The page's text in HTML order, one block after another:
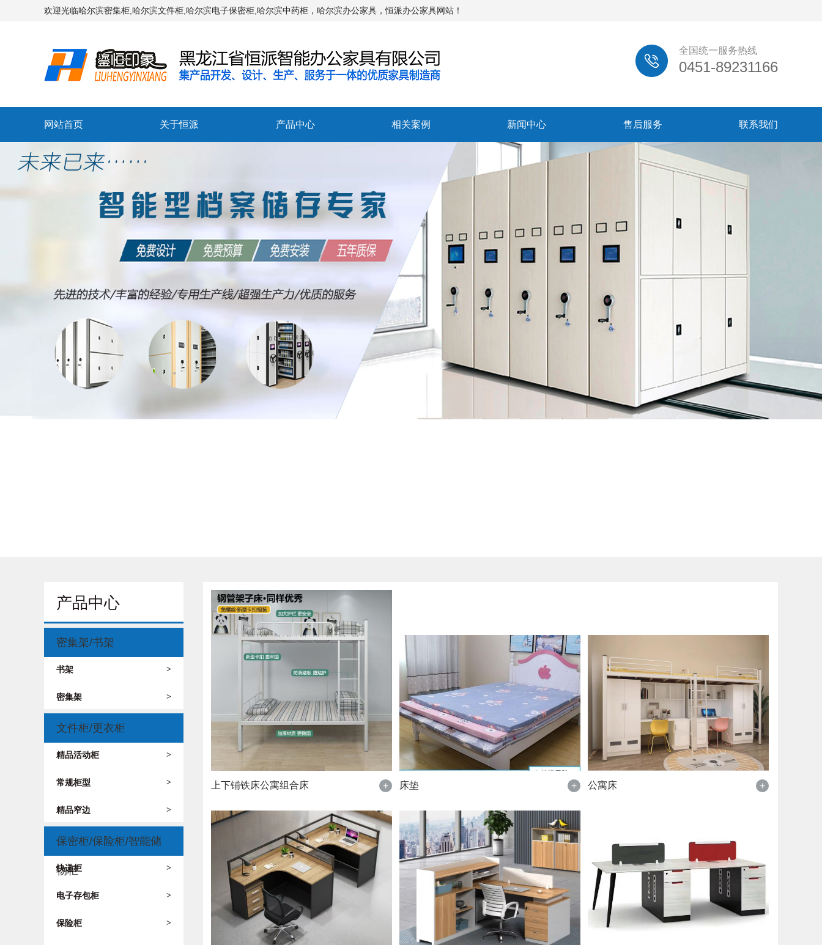
欢迎光临哈尔滨密集柜,哈尔滨文件柜,哈尔滨电子保密柜,哈尔滨中药柜，哈尔滨办公家具，恒派办公家具网站！
全国统一服务热线
0451-89231166
网站首页 关于恒派 产品中心 相关案例 新闻中心 售后服务 联系我们
产品中心
密集架/书架
书架 >
密集架 >
文件柜/更衣柜
精品活动柜 >
常规柜型 >
精品窄边 >
保密柜/保险柜/智能储
物柜
快递柜 >
电子存包柜 >
保险柜 >
上下铺铁床公寓组合床 + 床垫 + 公寓床 +